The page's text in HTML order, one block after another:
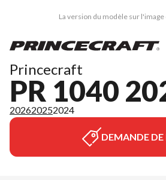
La version du modèle sur l'image
Princecraft
PR 1040
202620252024
DEMANDE DE